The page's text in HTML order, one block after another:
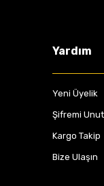
Yardım
Yeni Üyelik
Şifremi
Kargo Takip
Bize Ulaşın